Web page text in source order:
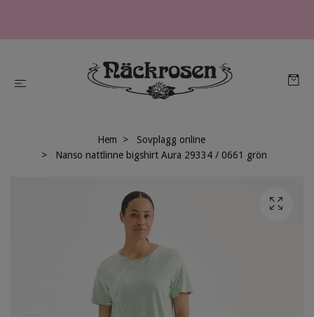
Hem
Sovplagg online
Nanso nattlinne bigshirt Aura 29334 / 0661 grön